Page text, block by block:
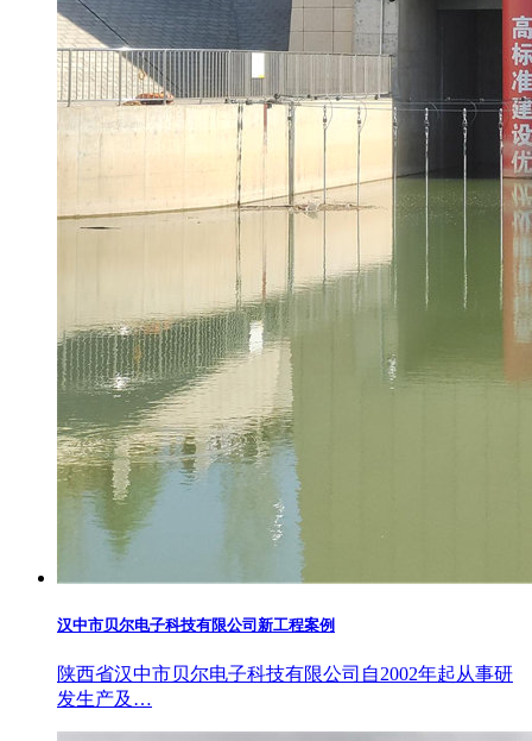
汉中市贝尔电子科技有限公司新工程案例
陕西省汉中市贝尔电子科技有限公司自2002年起从事研
发生产及…